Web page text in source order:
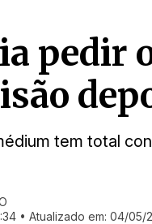
pedir
tem total
• Atualizado em: 04/05/